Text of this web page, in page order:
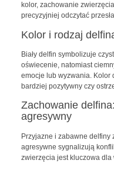
kolor, zachowanie
precyzyjniej odczytać
Kolor i rodzaj
Biały delfin symbolizuje
oświecenie, natomiast
emocje lub wyzwania. Kolor
bardziej pozytywny czy
Zachowanie
agresywny
Przyjazne i zabawne delfiny
agresywne sygnalizują
zwierzęcia jest kluczowa dla